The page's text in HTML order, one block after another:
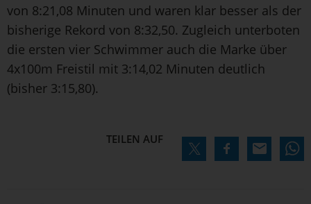
von 8:21,08 Minuten und waren klar besser als der
bisherige Rekord von 8:32,50. Zugleich unterboten
die ersten vier Schwimmer auch die Marke über
4x100m Freistil mit 3:14,02 Minuten deutlich
(bisher 3:15,80).
TEILEN AUF